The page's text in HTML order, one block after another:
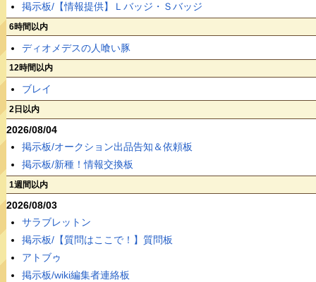
掲示板/【情報提供】Ｌバッジ・Ｓバッジ
6時間以内
ディオメデスの人喰い豚
12時間以内
ブレイ
2日以内
2026/08/04
掲示板/オークション出品告知＆依頼板
掲示板/新種！情報交換板
1週間以内
2026/08/03
サラブレットン
掲示板/【質問はここで！】質問板
アトブゥ
掲示板/wiki編集者連絡板